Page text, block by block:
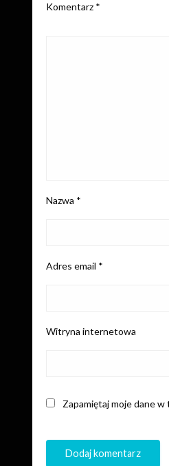
Komentarz *
Nazwa *
Adres email *
Witryna internetowa
Zapamiętaj moje dane